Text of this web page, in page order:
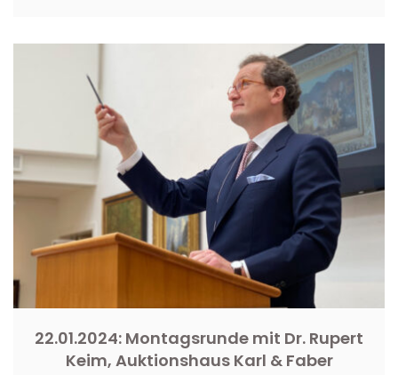
22.01.2024: Montagsrunde mit Dr. Rupert
Keim, Auktionshaus Karl & Faber